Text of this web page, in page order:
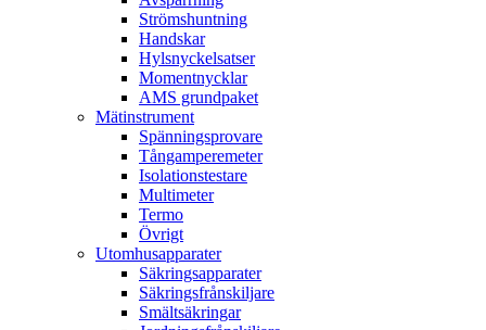
Strömshuntning
Handskar
Hylsnyckelsatser
Momentnycklar
AMS grundpaket
Mätinstrument
Spänningsprovare
Tångamperemeter
Isolationstestare
Multimeter
Termo
Övrigt
Utomhusapparater
Säkringsapparater
Säkringsfrånskiljare
Smältsäkringar